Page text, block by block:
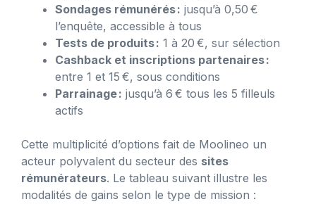
Sondages rémunérés : jusqu’à 0,50 €
l’enquête, accessible à tous
Tests de produits : 1 à 20 €, sur sélection
Cashback et inscriptions partenaires :
entre 1 et 15 €, sous conditions
Parrainage : jusqu’à 6 € tous les 5 filleuls
actifs
Cette multiplicité d’options fait de Moolineo un
acteur polyvalent du secteur des sites
rémunérateurs. Le tableau suivant illustre les
modalités de gains selon le type de mission :